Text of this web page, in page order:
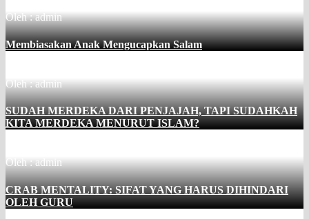
Oleh : admin
Membiasakan Anak Mengucapkan Salam
Oleh : admin
SUDAH MERDEKA DARI PENJAJAH, TAPI SUDAHKAH
KITA MERDEKA MENURUT ISLAM?
Oleh : admin
CRAB MENTALITY: SIFAT YANG HARUS DIHINDARI
OLEH GURU